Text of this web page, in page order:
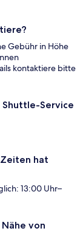
Gebühr in Höhe
kontaktiere bitte
Service
hat
13:00 Uhr–
von